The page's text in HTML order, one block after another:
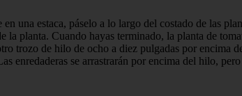
una estaca, páselo a lo largo del costado de las
planta. Cuando hayas terminado, la planta de
trozo de hilo de ocho a diez pulgadas por encima
enredaderas se arrastrarán por encima del hilo,